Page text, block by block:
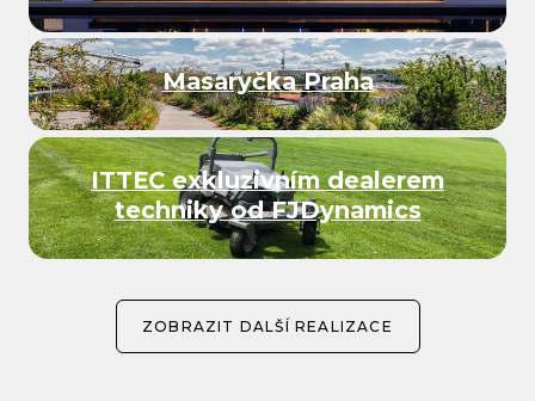
Masaryčka Praha
ITTEC exkluzivním dealerem
techniky od FJDynamics
ZOBRAZIT DALŠÍ REALIZACE